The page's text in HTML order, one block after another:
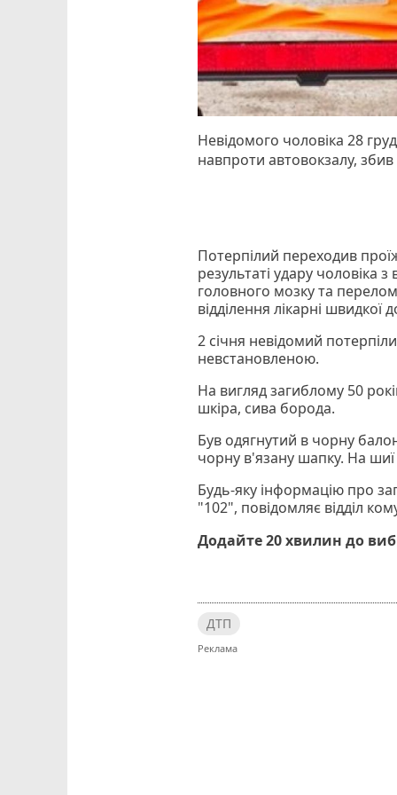
Невідомого чоловіка 28
навпроти автовокзалу,
Потерпілий переходив
результаті удару
головного мозку та
відділення лікарні швидкої
2 січня невідомий
невстановленою.
На вигляд загиблому 50
шкіра, сива борода.
Був одягнутий в чорну
чорну в'язану шапку. На
Будь-яку інформацію про
"102", повідомляє відділ
Додайте 20 хвилин до
ДТП